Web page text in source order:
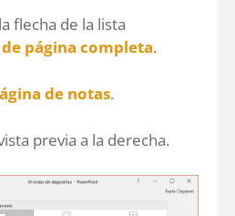
flecha de la lista
página completa.
de notas.
previa a la derecha.